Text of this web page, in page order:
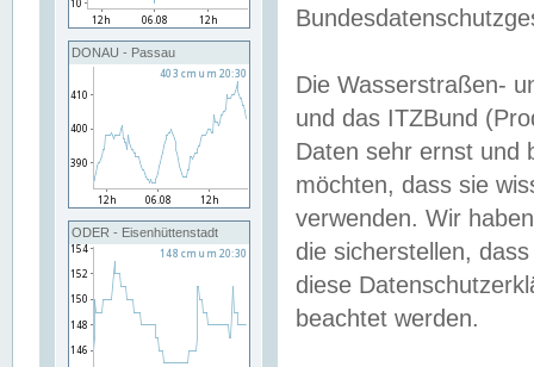
DONAU - Passau
ODER - Eisenhüttenstadt
Die Wasserstraßen-
und das ITZBund
Daten sehr ernst und
möchten, dass sie
verwenden. Wir
die sicherstellen,
diese
beachtet werden.